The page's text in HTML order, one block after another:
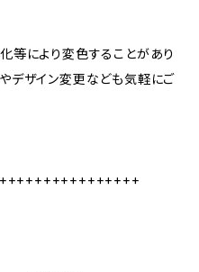
等により変色することがあり
デザイン変更なども気軽にご